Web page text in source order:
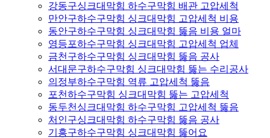
강동구싱크대막힘 하수구막힘 배관 고압세척
만안구하수구막힘 싱크대막힘 고압세척 비용
동안구하수구막힘 싱크대막힘 뚫음 비용 얼마
영등포하수구막힘 싱크대막힘 고압세척 업체
금천구하수구막힘 싱크대막힘 뚫음 공사
서대문구하수구막힘 싱크대막힘 뚫는 수리공사
의정부하수구막힘 역류 고압세척 뚫음
포천하수구막힘 싱크대막힘 뚫는 고압세척
동두천싱크대막힘 하수구막힘 고압세척 뚫음
처인구싱크대막힘 하수구막힘 뚫음 공사
기흥구하수구막힘 싱크대막힘 뚫어요